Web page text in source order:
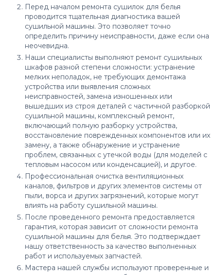
Перед началом ремонта сушилок для белья
проводится тщательная диагностика вашей
сушильной машины. Это позволяет точно
определить причину неисправности, даже если она
неочевидна.
Наши специалисты выполняют ремонт сушильных
шкафов разной степени сложности: устранение
мелких неполадок, не требующих демонтажа
устройства или выявления сложных
неисправностей, замена изношенных или
вышедших из строя деталей с частичной разборкой
сушильной машины, комплексный ремонт,
включающий полную разборку устройства,
восстановление поврежденных компонентов или их
замену, а также обнаружение и устранение
проблем, связанных с утечкой воды (для моделей с
тепловым насосом или конденсацией), и другое.
Профессиональная очистка вентиляционных
каналов, фильтров и других элементов системы от
пыли, ворса и других загрязнений, которые могут
влиять на работу сушильной машины.
После проведенного ремонта предоставляется
гарантия, которая зависит от сложности ремонта
сушильной машины для белья. Это подтверждает
нашу ответственность за качество выполненных
работ и используемых запчастей.
Мастера нашей службы используют проверенные и